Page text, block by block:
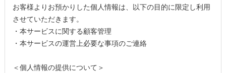
お客様よりお預かりした個人情報は、以下の目的に限定し利用
させていただきます。
・本サービスに関する顧客管理
・本サービスの運営上必要な事項のご連絡
＜個人情報の提供について＞